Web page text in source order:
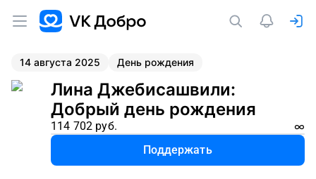
14 августа 2025 День рождения
Лина Джебисашвили:
Добрый день рождения
114 702 руб. ∞
Поддержать